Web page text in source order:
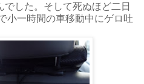
した。そして死ぬほど二日
小一時間の車移動中にゲロ吐